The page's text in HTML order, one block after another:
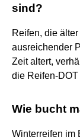
sind?
Reifen, die
ausreichender
Zeit altert,
die Reifen-
Wie bucht
Winterreifen im